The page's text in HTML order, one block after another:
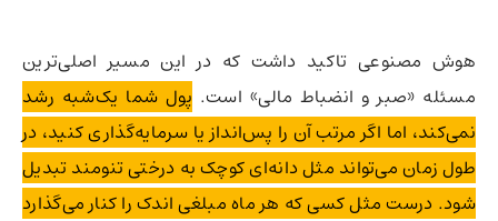
هوش مصنوعی تاکید داشت که در این مسیر اصلی‌ترین
مسئله «صبر و انضباط مالی» است. پول شما یک‌شبه رشد
نمی‌کند، اما اگر مرتب آن را پس‌انداز یا سرمایه‌گذاری کنید، در
طول زمان می‌تواند مثل دانه‌ای کوچک به درختی تنومند تبدیل
شود. درست مثل کسی که هر ماه مبلغی اندک را کنار می‌گذارد